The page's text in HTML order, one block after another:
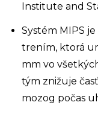
Institute and
Systém MIPS
trením, ktorá
mm vo
tým znižuje
mozog počas